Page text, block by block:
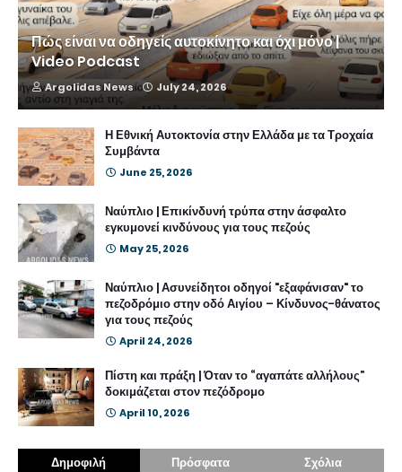
Πώς είναι να οδηγείς αυτοκίνητο και όχι μόνο |
Video Podcast
Argolidas News July 24, 2026
Η Εθνική Αυτοκτονία στην Ελλάδα με τα Τροχαία
Συμβάντα
June 25, 2026
Ναύπλιο | Επικίνδυνή τρύπα στην άσφαλτο
εγκυμονεί κινδύνους για τους πεζούς
May 25, 2026
Ναύπλιο | Ασυνείδητοι οδηγοί "εξαφάνισαν" το
πεζοδρόμιο στην οδό Αιγίου – Κίνδυνος-θάνατος
για τους πεζούς
April 24, 2026
Πίστη και πράξη | Όταν το “αγαπάτε αλλήλους”
δοκιμάζεται στον πεζόδρομο
April 10, 2026
Δημοφιλή Πρόσφατα Σχόλια